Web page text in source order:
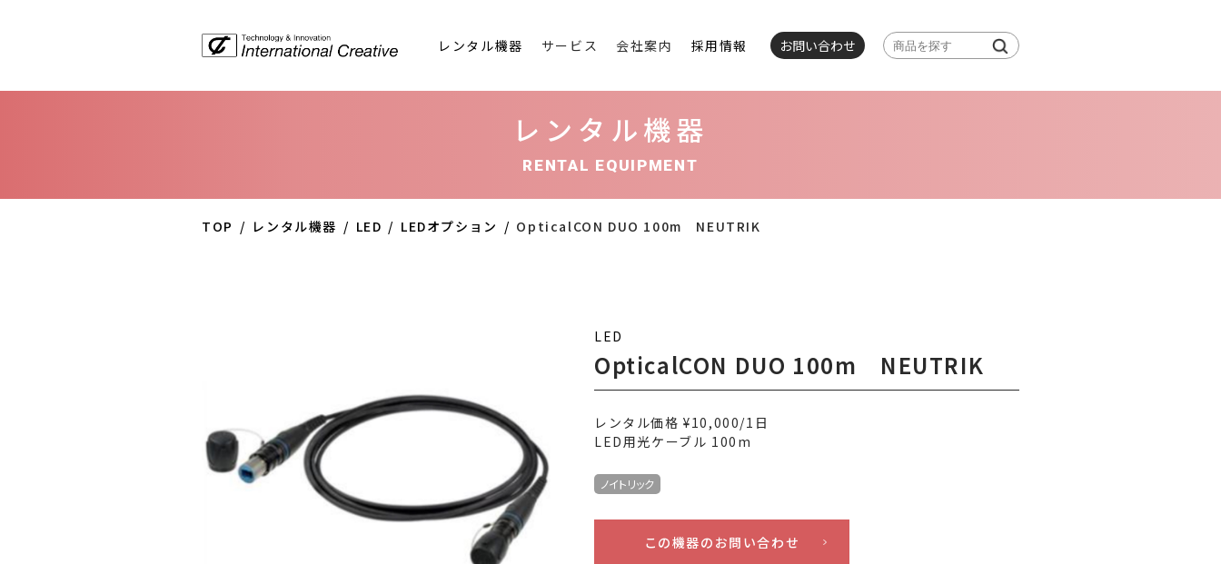
レンタル機器 サービス 会社案内 採用情報 お問い合わせ
レンタル機器
RENTAL EQUIPMENT
TOP レンタル機器 LED LEDオプション OpticalCON DUO 100m NEUTRIK
LED
OpticalCON DUO 100m NEUTRIK
レンタル価格 ¥10,000/1日
LED用光ケーブル 100m
ノイトリック
この機器のお問い合わせ